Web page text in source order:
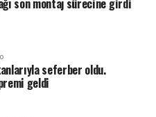
seferber oldu.
geldi